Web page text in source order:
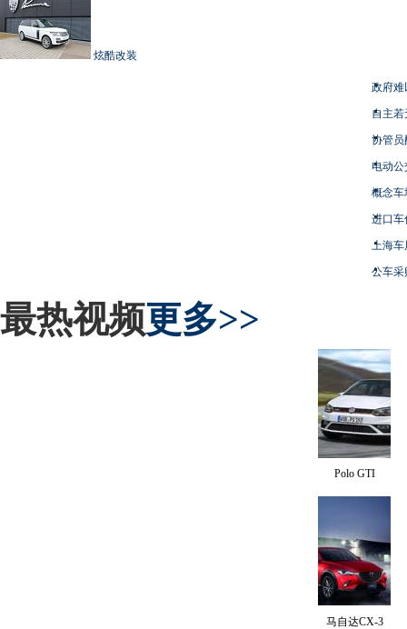
炫酷改装
政府难
自主
协管员
电动
概念车
进口车
上海
公车采
最热视频更多>>
Polo GTI
马自达CX-3